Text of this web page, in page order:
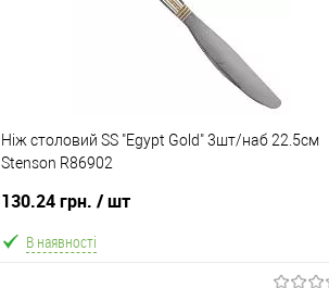
Ніж столовий SS "Egypt Gold" 3шт/наб 22.5см
Stenson R86902
130.24 грн. / шт
В наявності